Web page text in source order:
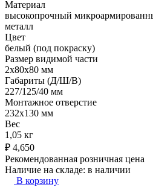
Материал
высокопрочный
металл
Цвет
белый (под покраску)
Размер видимой части
2x80x80 мм
Габариты (Д/Ш/В)
227/125/40 мм
Монтажное отверстие
232x130 мм
Вес
1,05 кг
₽ 4,650
Рекомендованная розничная цена
Наличие на складе: в наличии
В корзину